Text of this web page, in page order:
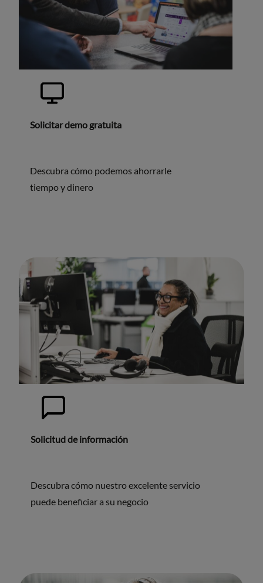
Solicitar demo gratuita
Descubra cómo podemos ahorrarle
tiempo y dinero
Solicitud de información
Descubra cómo nuestro excelente servicio
puede beneficiar a su negocio